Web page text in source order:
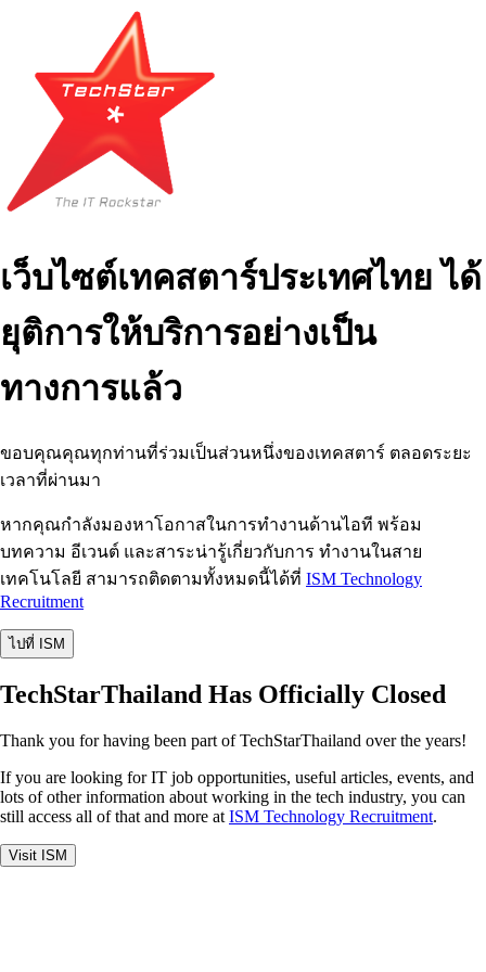
เว็บไซต์เทคสตาร์ประเทศไทย ได้
ยุติการให้บริการอย่างเป็น
ทางการแล้ว
ขอบคุณคุณทุกท่านที่ร่วมเป็นส่วนหนึ่งของเทคสตาร์ ตลอดระยะ
เวลาที่ผ่านมา
หากคุณกำลังมองหาโอกาสในการทำงานด้านไอที พร้อม
บทความ อีเวนต์ และสาระน่ารู้เกี่ยวกับการ ทำงานในสาย
เทคโนโลยี สามารถติดตามทั้งหมดนี้ได้ที่ ISM Technology
Recruitment
ไปที่ ISM
TechStarThailand Has Officially Closed
Thank you for having been part of TechStarThailand over the years!
If you are looking for IT job opportunities, useful articles, events, and
lots of other information about working in the tech industry, you can
still access all of that and more at ISM Technology Recruitment.
Visit ISM